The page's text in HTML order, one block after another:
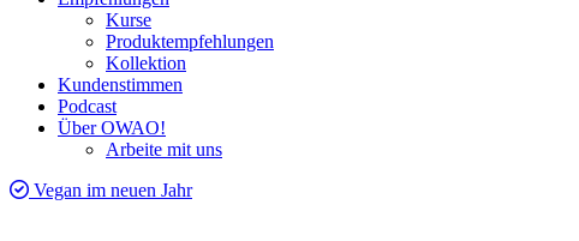
Kurse
Produktempfehlungen
Kollektion
Kundenstimmen
Podcast
Über OWAO!
Arbeite mit uns
Vegan im neuen Jahr